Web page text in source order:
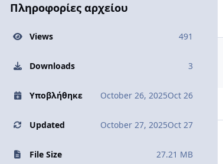
Πληροφορίες αρχείου
Views 491
Downloads 3
Υποβλήθηκε October 26, 2025Oct 26
Updated October 27, 2025Oct 27
File Size 27.21 MB